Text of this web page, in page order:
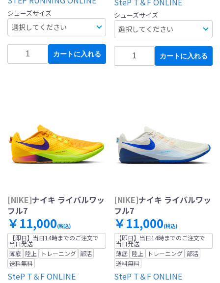
シューズサイズ
カートに入れる
シューズサイズ
カートに入れる
[NIKE]ナイキ ライバルワッ
フル7
￥11,000(税込)
【即日】当日14時までのご注文で
当日発送
薄底 陸上 トレーニング 部活
送料無料
SteP T＆F ONLINE
[NIKE]ナイキ ライバルワッ
フル7
￥11,000(税込)
【即日】当日14時までのご注文で
当日発送
薄底 陸上 トレーニング 部活
送料無料
SteP T＆F ONLINE